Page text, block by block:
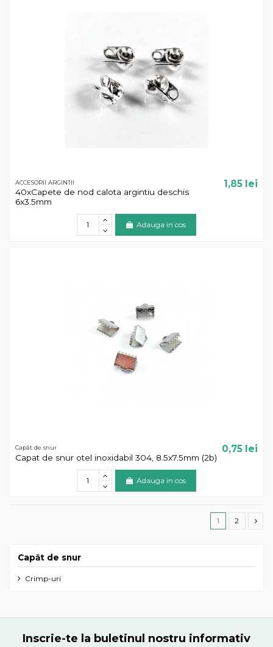
ACCESORII ARGINTII
40xCapete de nod calota argintiu deschis
6x3.5mm
1,85 lei
Adauga in cos
Capăt de snur
Capat de snur otel inoxidabil 304, 8.5x7.5mm (2b)
0,75 lei
Adauga in cos
1 2
Capăt de snur
Crimp-uri
Inscrie-te la buletinul nostru informativ